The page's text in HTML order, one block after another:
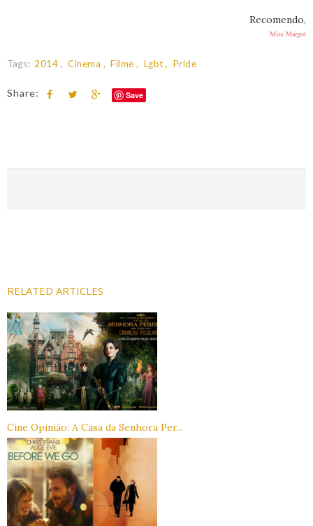
Recomendo,
Miss Margot
Tags: 2014 Cinema Filme Lgbt Pride
Share: Save
RELATED ARTICLES
Cine Opinião: A Casa da Senhora Per...